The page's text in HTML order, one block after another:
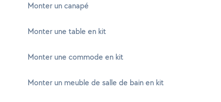
Monter un canapé
Monter une table en kit
Monter une commode en kit
Monter un meuble de salle de bain en kit